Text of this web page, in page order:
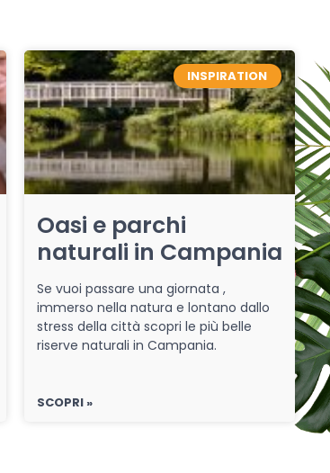
INSPIRATION
Oasi e parchi
naturali in Campania
Se vuoi passare una giornata ,
immerso nella natura e lontano dallo
stress della città scopri le più belle
riserve naturali in Campania.
SCOPRI »